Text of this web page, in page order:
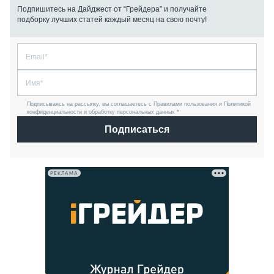
Подпишитесь на Дайджест от “Грейдера” и получайте
подборку лучших статей каждый месяц на свою почту!
Подписываясь на рассылку, вы соглашаетесь с Правилами пользования и Политикой
конфиденциальности и обработку персональных данных *
Подписаться
РЕКЛАМА